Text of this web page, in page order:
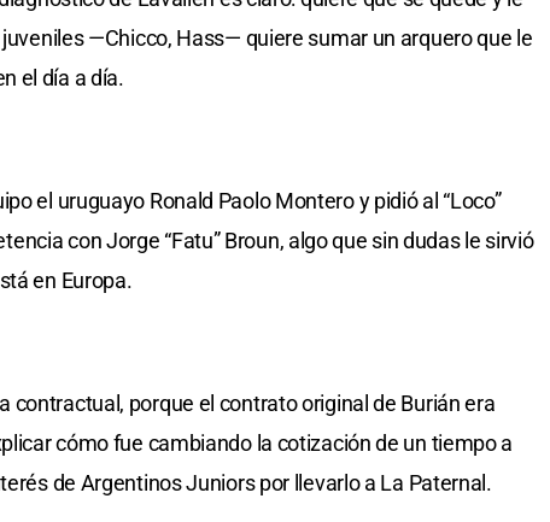
—Chicco, Hass— quiere sumar un arquero que le
el día a día.
el uruguayo Ronald Paolo Montero y pidió al “Loco”
con Jorge “Fatu” Broun, algo que sin dudas le sirvió
en Europa.
contractual, porque el contrato original de Burián era
cómo fue cambiando la cotización de un tiempo a
de Argentinos Juniors por llevarlo a La Paternal.